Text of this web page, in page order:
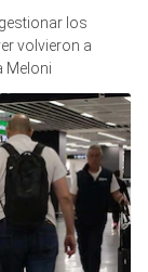
los
volvieron a
Meloni